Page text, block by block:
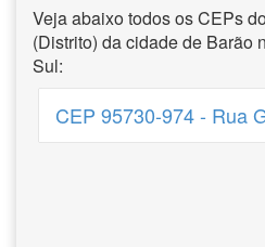
Veja abaixo todos os CEPs
(Distrito) da cidade de Barão
Sul:
CEP 95730-974 - Rua